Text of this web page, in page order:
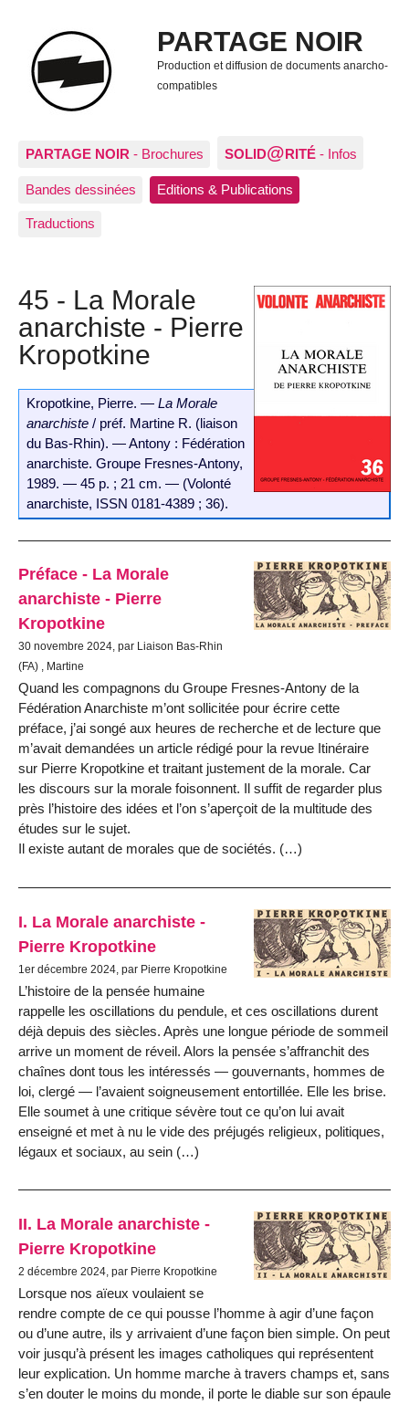
PARTAGE NOIR
Production et diffusion de documents anarcho-
compatibles
PARTAGE NOIR - Brochures SOLID@RITÉ - Infos
Bandes dessinées Editions & Publications
Traductions
45 - La Morale
anarchiste - Pierre
Kropotkine
Kropotkine, Pierre. — La Morale
anarchiste/ préf. Martine R. (liaison
du Bas-Rhin). — Antony : Fédération
anarchiste. Groupe Fresnes-Antony,
1989. — 45 p. ; 21 cm. — (Volonté
anarchiste, ISSN 0181-4389 ; 36).
Préface - La Morale
anarchiste - Pierre
Kropotkine
30 novembre 2024, par Liaison Bas-Rhin
(FA) , Martine
Quand les compagnons du Groupe Fresnes-Antony de la
Fédération Anarchiste m’ont sollicitée pour écrire cette
préface, j’ai songé aux heures de recherche et de lecture que
m’avait demandées un article rédigé pour la revue Itinéraire
sur Pierre Kropotkine et traitant juste­ment de la morale. Car
les discours sur la morale foisonnent. Il suffit de regarder plus
près l’histoire des idées et l’on s’aperçoit de la multi­tude des
études sur le sujet.
Il existe autant de morales que de sociétés. (…)
I. La Morale anarchiste -
Pierre Kropotkine
1er décembre 2024, par Pierre Kropotkine
L’histoire de la pensée humaine
rappelle les oscillations du pendule, et ces oscillations durent
déjà depuis des siècles. Après une longue période de sommeil
arrive un moment de réveil. Alors la pensée s’affranchit des
chaînes dont tous les intéressés — gouvernants, hommes de
loi, clergé — l’avaient soigneusement entortillée. Elle les brise.
Elle soumet à une critique sévère tout ce qu’on lui avait
enseigné et met à nu le vide des préjugés religieux, politiques,
légaux et sociaux, au sein (…)
II. La Morale anarchiste -
Pierre Kropotkine
2 décembre 2024, par Pierre Kropotkine
Lorsque nos aïeux voulaient se
rendre compte de ce qui pousse l’homme à agir d’une façon
ou d’une autre, ils y arrivaient d’une façon bien simple. On peut
voir jusqu’à présent les images catholiques qui représentent
leur explication. Un homme marche à travers champs et, sans
s’en douter le moins du monde, il porte le diable sur son épaule